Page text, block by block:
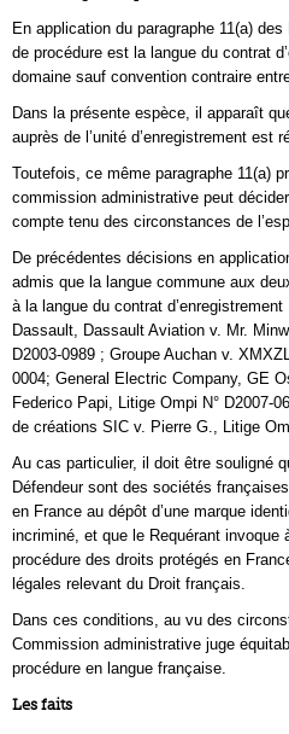
En application du paragraphe 11(a)
de procédure est la langue du contrat
domaine sauf convention contraire
Dans la présente espèce, il apparaît
auprès de l’unité d’enregistrement est
Toutefois, ce même paragraphe 11(a)
commission administrative peut
compte tenu des circonstances de
De précédentes décisions en
admis que la langue commune aux
à la langue du contrat
Dassault, Dassault Aviation v. Mr.
D2003-0989 ; Groupe Auchan v.
0004; General Electric Company, GE
Federico Papi, Litige Ompi N° D2007-
de créations SIC v. Pierre G., Litige
Au cas particulier, il doit être souligné
Défendeur sont des sociétés
en France au dépôt d’une marque
incriminé, et que le Requérant invoque
procédure des droits protégés en
légales relevant du Droit français.
Dans ces conditions, au vu des
Commission administrative juge
procédure en langue française.
Les faits